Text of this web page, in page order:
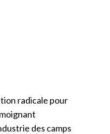
radicale pour
des camps